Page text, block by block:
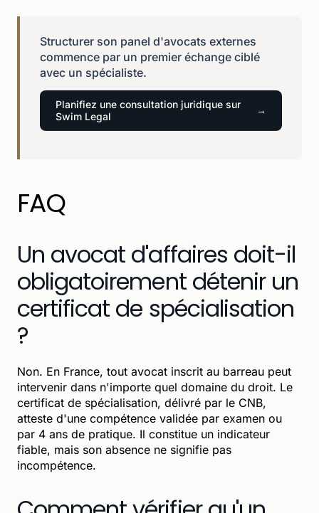
Structurer son panel d'avocats externes
commence par un premier échange ciblé
avec un spécialiste.
Planifiez une consultation juridique sur
Swim Legal
FAQ
Un avocat d'affaires doit-il
obligatoirement détenir un
certificat de spécialisation
?
Non. En France, tout avocat inscrit au barreau peut
intervenir dans n'importe quel domaine du droit. Le
certificat de spécialisation, délivré par le CNB,
atteste d'une compétence validée par examen ou
par 4 ans de pratique. Il constitue un indicateur
fiable, mais son absence ne signifie pas
incompétence.